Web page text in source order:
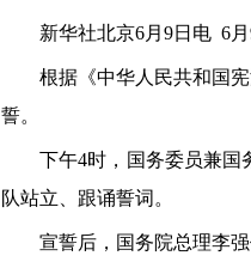
新华社北京6月9日电 6
根据《中华人民共和国
誓。
下午4时，国务委员兼国
队站立、跟诵誓词。
宣誓后，国务院总理李